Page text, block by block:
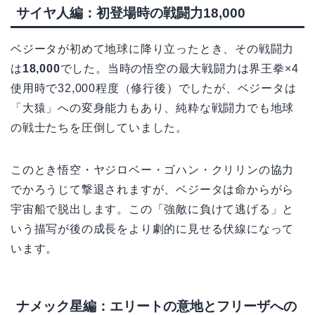
サイヤ人編：初登場時の戦闘力18,000
ベジータが初めて地球に降り立ったとき、その戦闘力
は18,000でした。当時の悟空の最大戦闘力は界王拳×4
使用時で32,000程度（修行後）でしたが、ベジータは
「大猿」への変身能力もあり、純粋な戦闘力でも地球
の戦士たちを圧倒していました。
このとき悟空・ヤジロベー・ゴハン・クリリンの協力
でかろうじて撃退されますが、ベジータは命からがら
宇宙船で脱出します。この「強敵に負けて逃げる」と
いう描写が後の成長をより劇的に見せる伏線になって
います。
ナメック星編：エリートの意地とフリーザへの